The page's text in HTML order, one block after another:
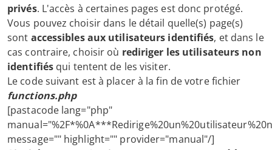
privés. L'accès à certaines pages est donc protégé.
Vous pouvez choisir dans le détail quelle(s) page(s)
sont accessibles aux utilisateurs identifiés, et dans le
cas contraire, choisir où rediriger les utilisateurs non
identifiés qui tentent de les visiter.
Le code suivant est à placer à la fin de votre fichier
functions.php
[pastacode lang="php"
message="" highlight="" provider="manual"/]